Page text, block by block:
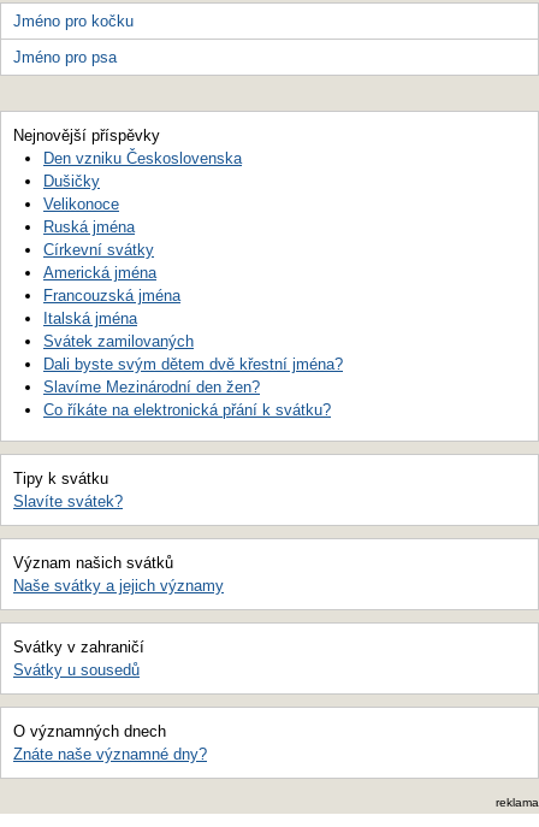
Jméno pro kočku
Jméno pro psa
Nejnovější příspěvky
Den vzniku Československa
Dušičky
Velikonoce
Ruská jména
Církevní svátky
Americká jména
Francouzská jména
Italská jména
Svátek zamilovaných
Dali byste svým dětem dvě křestní jména?
Slavíme Mezinárodní den žen?
Co říkáte na elektronická přání k svátku?
Tipy k svátku
Slavíte svátek?
Význam našich svátků
Naše svátky a jejich významy
Svátky v zahraničí
Svátky u sousedů
O významných dnech
Znáte naše významné dny?
reklama